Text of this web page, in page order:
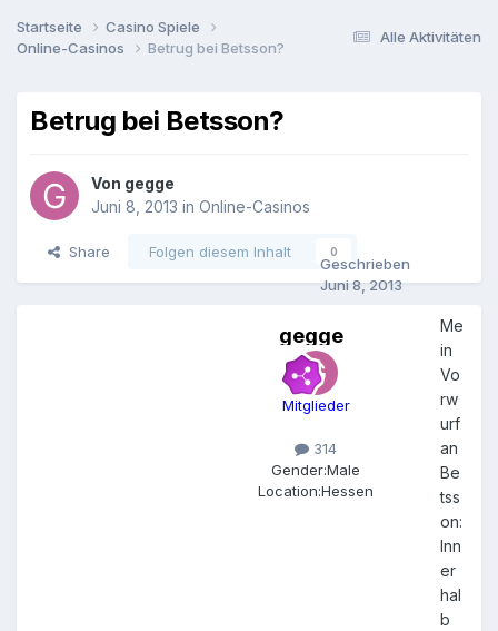
Alle Aktivitäten
Startseite
Casino Spiele
Online-Casinos
Betrug bei Betsson?
Betrug bei Betsson?
Von gegge
Juni 8, 2013 in Online-Casinos
Share Folgen diesem Inhalt 0
gegge
Mitglieder
314
Gender:Male
Location:Hessen
Geschrieben
Juni 8, 2013
Me
in
Vo
rw
urf
an
Be
tss
on:
Inn
er
hal
b